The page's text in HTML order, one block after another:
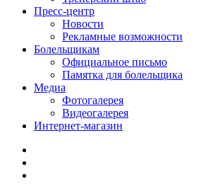
Пресс-центр
Новости
Рекламные возможности
Болельщикам
Официальное письмо
Памятка для болельщика
Медиа
Фотогалерея
Видеогалерея
Интернет-магазин